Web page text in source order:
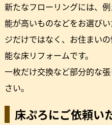
新たなフローリングには、
能が高いものなどをお選び
ジだけではなく、お住まい
能な床リフォームです。
一枚だけ交換など部分的な
さい。
床ぷろにご依頼い